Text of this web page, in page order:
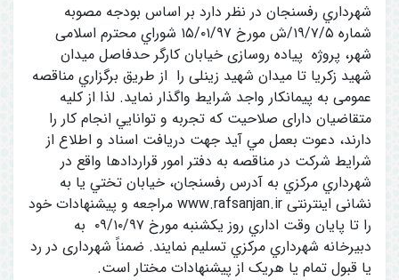
شهرداري رفسنجان در نظر دارد بر اساس بودجه مصوبه
شماره ۱۹/۷/۵/ش مورخ ۱۵/۰۱/۹۷ شوراي محترم اسلامی
شهر، پروژه پیاده روسازی خیابان کارگر حدفاصل میدان
شهید زکریا تا میدان شهید زینلی را از طريق برگزاري مناقصه
عمومی به پیمانکار واجد شرایط واگذار نمايد. لذا از کلیه
متقاضیان دارای صلاحیت که تجربه و توانايي انجام كار را
دارند، دعوت بعمل مي آيد جهت دريافت اسناد و اطلاع از
شرايط شركت در مناقصه به دفتر امور قراردادها واقع در
شهرداري مركزي به آدرس رفسنجان، خيابان تختي يا به
نشانی اینترنتی www.rafsanjan.ir مراجعه و پيشنهادات خود
را تا پايان وقت اداري روز یکشنبه مورخ ۰۹/۱۰/۹۷ به
دبيرخانه شهرداري مركزي تسليم نمايند. ضمناً شهرداری در رد
یا قبول تمام یا هریک از پیشنهادات مختار است.